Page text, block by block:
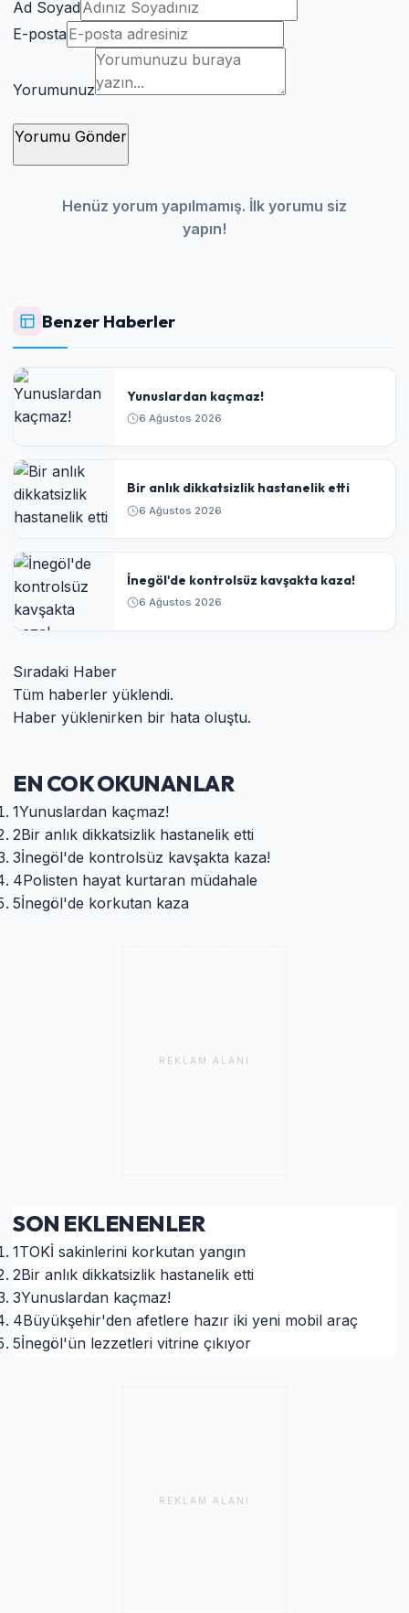
Ad Soyad
E-posta
Yorumunuz
Yorumu Gönder
Henüz yorum yapılmamış. İlk yorumu siz
yapın!
Benzer Haberler
Yunuslardan kaçmaz!
6 Ağustos 2026
Bir anlık dikkatsizlik hastanelik etti
6 Ağustos 2026
İnegöl'de kontrolsüz kavşakta kaza!
6 Ağustos 2026
Sıradaki Haber
Tüm haberler yüklendi.
Haber yüklenirken bir hata oluştu.
EN COK OKUNANLAR
1Yunuslardan kaçmaz!
2Bir anlık dikkatsizlik hastanelik etti
3İnegöl'de kontrolsüz kavşakta kaza!
4Polisten hayat kurtaran müdahale
5İnegöl'de korkutan kaza
REKLAM ALANI
SON EKLENENLER
1TOKİ sakinlerini korkutan yangın
2Bir anlık dikkatsizlik hastanelik etti
3Yunuslardan kaçmaz!
4Büyükşehir'den afetlere hazır iki yeni mobil araç
5İnegöl'ün lezzetleri vitrine çıkıyor
REKLAM ALANI